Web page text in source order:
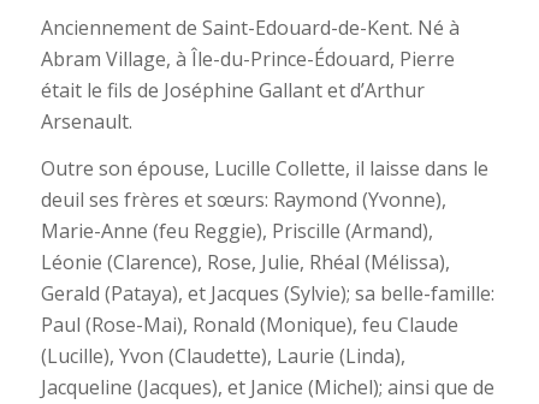
Anciennement de Saint-Edouard-de-Kent. Né à
Abram Village, à Île-du-Prince-Édouard, Pierre
était le fils de Joséphine Gallant et d’Arthur
Arsenault.
Outre son épouse, Lucille Collette, il laisse dans le
deuil ses frères et sœurs: Raymond (Yvonne),
Marie-Anne (feu Reggie), Priscille (Armand),
Léonie (Clarence), Rose, Julie, Rhéal (Mélissa),
Gerald (Pataya), et Jacques (Sylvie); sa belle-famille:
Paul (Rose-Mai), Ronald (Monique), feu Claude
(Lucille), Yvon (Claudette), Laurie (Linda),
Jacqueline (Jacques), et Janice (Michel); ainsi que de